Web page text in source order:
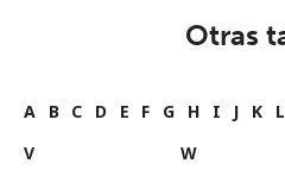
Otras
A B C D E F G H I J K L
V
W